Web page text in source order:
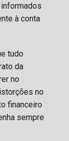
à conta
tudo
da
no
no
financeiro
sempre